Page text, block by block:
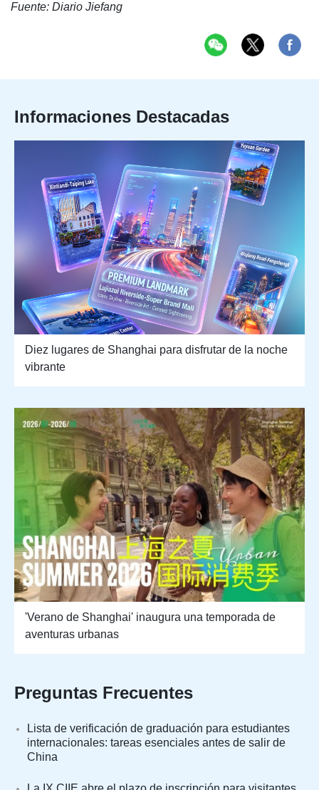
Fuente: Diario Jiefang
Informaciones Destacadas
Diez lugares de Shanghai para disfrutar de la noche
vibrante
'Verano de Shanghai' inaugura una temporada de
aventuras urbanas
Preguntas Frecuentes
Lista de verificación de graduación para estudiantes
internacionales: tareas esenciales antes de salir de
China